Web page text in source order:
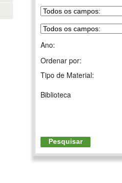
Ano:
Ordenar por:
Tipo de Material:
Biblioteca
Pesquisar